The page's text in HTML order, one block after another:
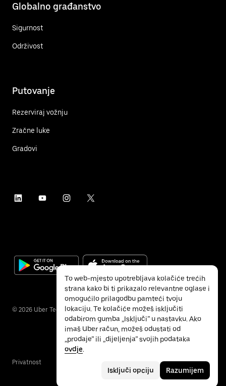
Globalno građanstvo
Sigurnost
Održivost
Putovanje
Rezerviraj vožnju
Zračne luke
Gradovi
© 2026 Uber Technologies Inc.
Privatnost
To web-mjesto upotrebljava kolačiće trećih
strana kako bi ti prikazalo relevantne oglase i
omogućilo prilagodbu pamteći tvoju
lokaciju. Te kolačiće možeš isključiti
odabirom gumba „Isključi” u nastavku. Ako
imaš Uber račun, možeš odustati od
„prodaje” ili „dijeljenja” svojih podataka
ovdje.
Isključi opciju Razumijem